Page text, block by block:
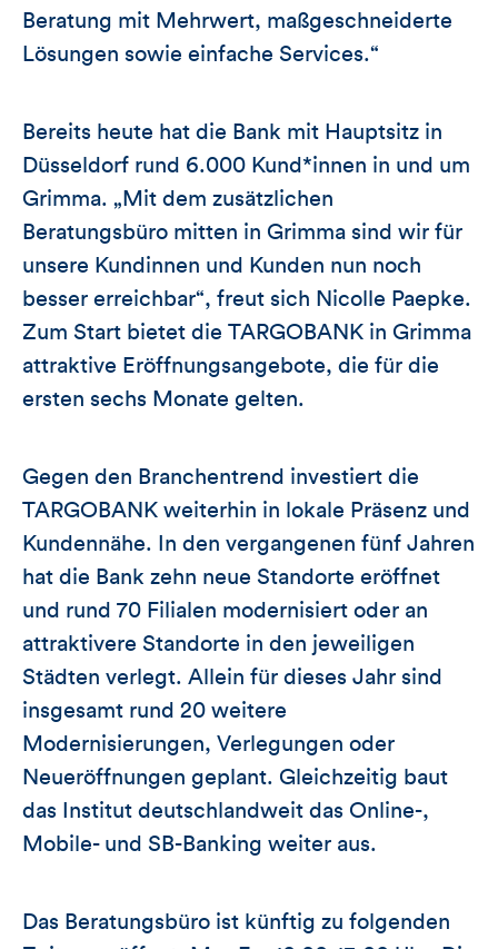
Beratung mit Mehrwert, maßgeschneiderte
Lösungen sowie einfache Services.“
Bereits heute hat die Bank mit Hauptsitz in
Düsseldorf rund 6.000 Kund*innen in und um
Grimma. „Mit dem zusätzlichen
Beratungsbüro mitten in Grimma sind wir für
unsere Kundinnen und Kunden nun noch
besser erreichbar“, freut sich Nicolle Paepke.
Zum Start bietet die TARGOBANK in Grimma
attraktive Eröffnungsangebote, die für die
ersten sechs Monate gelten.
Gegen den Branchentrend investiert die
TARGOBANK weiterhin in lokale Präsenz und
Kundennähe. In den vergangenen fünf Jahren
hat die Bank zehn neue Standorte eröffnet
und rund 70 Filialen modernisiert oder an
attraktivere Standorte in den jeweiligen
Städten verlegt. Allein für dieses Jahr sind
insgesamt rund 20 weitere
Modernisierungen, Verlegungen oder
Neueröffnungen geplant. Gleichzeitig baut
das Institut deutschlandweit das Online-,
Mobile- und SB-Banking weiter aus.
Das Beratungsbüro ist künftig zu folgenden